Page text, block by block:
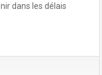
dans les délais